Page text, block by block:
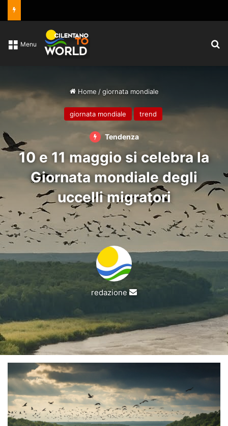
Menu
Home / giornata mondiale
giornata mondiale trend
Tendenza
10 e 11 maggio si celebra la
Giornata mondiale degli
uccelli migratori
redazione
Invia